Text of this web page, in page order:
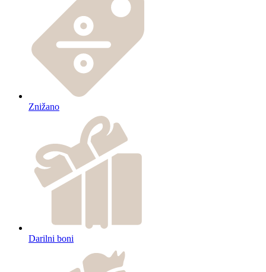
Znižano
Darilni boni